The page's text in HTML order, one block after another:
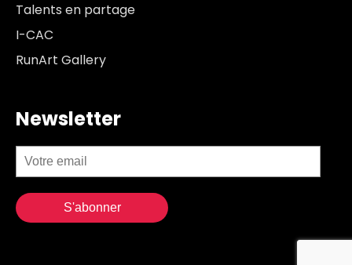
Talents en partage
I-CAC
RunArt Gallery
Newsletter